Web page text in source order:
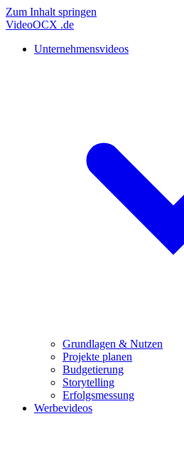
Zum Inhalt springen
VideoOCX .de
Unternehmensvideos
Grundlagen & Nutzen
Projekte planen
Budgetierung
Storytelling
Erfolgsmessung
Werbevideos